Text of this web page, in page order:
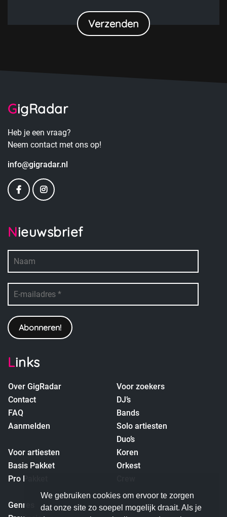
GigRadar
Heb je een vraag?
Neem contact met ons op!
info@gigradar.nl
Nieuwsbrief
Links
Over GigRadar
Voor zoekers
Contact
DJ’s
FAQ
Bands
Aanmelden
Solo artiesten
Duo’s
Voor artiesten
Koren
Basis Pakket
Orkest
Pro Pakket
Genres
We gebruiken cookies om ervoor te zorgen
dat onze site zo soepel mogelijk draait. Als je